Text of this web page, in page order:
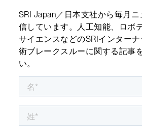
SRI Japan／日本支社から毎月
信しています。人工知能、ロボ
サイエンスなどのSRIインター
術ブレークスルーに関する記事
い。